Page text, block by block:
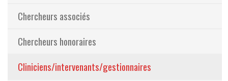
Étudiants
Chercheurs associés
Chercheurs honoraires
Cliniciens/intervenants/gestionnaires